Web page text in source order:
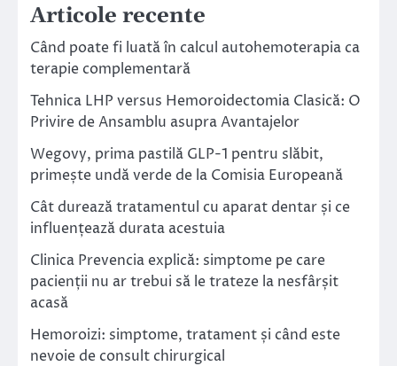
Articole recente
Când poate fi luată în calcul autohemoterapia ca
terapie complementară
Tehnica LHP versus Hemoroidectomia Clasică: O
Privire de Ansamblu asupra Avantajelor
Wegovy, prima pastilă GLP-1 pentru slăbit,
primește undă verde de la Comisia Europeană
Cât durează tratamentul cu aparat dentar și ce
influențează durata acestuia
Clinica Prevencia explică: simptome pe care
pacienții nu ar trebui să le trateze la nesfârșit
acasă
Hemoroizi: simptome, tratament și când este
nevoie de consult chirurgical